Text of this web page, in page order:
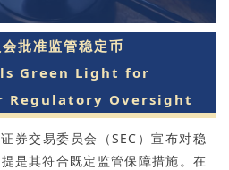
批准监管稳定币
Green Light for
Regulatory Oversight
券交易委员会（SEC）宣布对稳
是其符合既定监管保障措施。在